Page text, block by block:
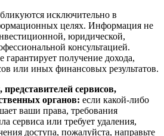
исключительно в
целях. Информация не
юридической,
консультацией.
гарантирует получение дохода,
или иных финансовых результатов.
сервисов,
органов: если какой-либо
ваши права, требования
сервиса или требует удаления,
доступа, пожалуйста, направьте